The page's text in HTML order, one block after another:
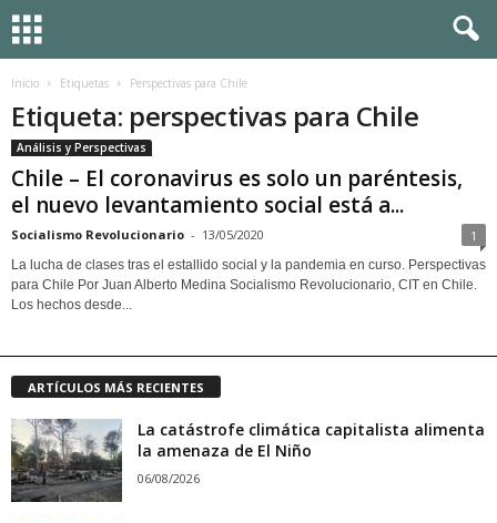
Inicio Etiquetas Perspectivas para Chile
Etiqueta: perspectivas para Chile
Análisis y Perspectivas
Chile – El coronavirus es solo un paréntesis,
el nuevo levantamiento social está a...
Socialismo Revolucionario - 13/05/2020 1
La lucha de clases tras el estallido social y la pandemia en curso. Perspectivas
para Chile Por Juan Alberto Medina Socialismo Revolucionario, CIT en Chile.
Los hechos desde...
ARTÍCULOS MÁS RECIENTES
La catástrofe climática capitalista alimenta
la amenaza de El Niño
06/08/2026